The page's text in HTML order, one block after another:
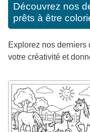
Découvrez nos
prêts à être
Explorez nos
votre créativité et